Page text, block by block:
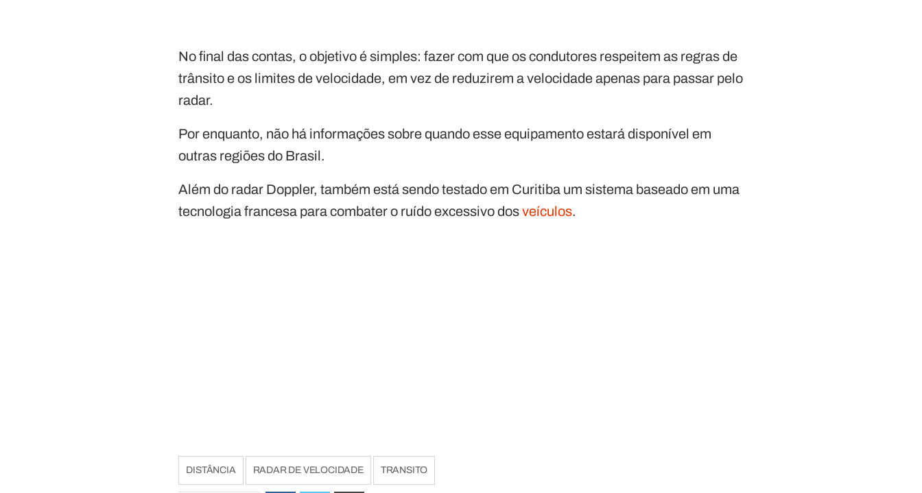
No final das contas, o objetivo é simples: fazer com que os condutores respeitem as regras de
trânsito e os limites de velocidade, em vez de reduzirem a velocidade apenas para passar pelo
radar.
Por enquanto, não há informações sobre quando esse equipamento estará disponível em
outras regiões do Brasil.
Além do radar Doppler, também está sendo testado em Curitiba um sistema baseado em uma
tecnologia francesa para combater o ruído excessivo dosveículos.
DISTÂNCIA RADAR DE VELOCIDADE TRANSITO